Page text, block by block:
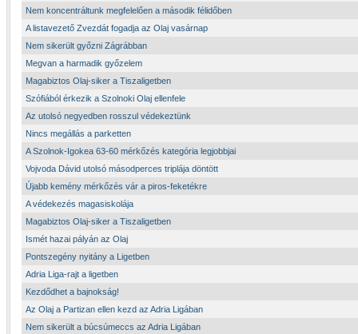
Nem koncentráltunk megfelelően a második félidőben
A listavezető Zvezdát fogadja az Olaj vasárnap
Nem sikerült győzni Zágrábban
Megvan a harmadik győzelem
Magabiztos Olaj-siker a Tiszaligetben
Szófiából érkezik a Szolnoki Olaj ellenfele
Az utolsó negyedben rosszul védekeztünk
Nincs megállás a parketten
A Szolnok-Igokea 63-60 mérkőzés kategória legjobbjai
Vojvoda Dávid utolsó másodperces triplája döntött
Újabb kemény mérkőzés vár a piros-feketékre
A védekezés magasiskolája
Magabiztos Olaj-siker a Tiszaligetben
Ismét hazai pályán az Olaj
Pontszegény nyitány a Ligetben
Adria Liga-rajt a ligetben
Kezdődhet a bajnokság!
Az Olaj a Partizan ellen kezd az Adria Ligában
Nem sikerült a búcsúmeccs az Adria Ligában